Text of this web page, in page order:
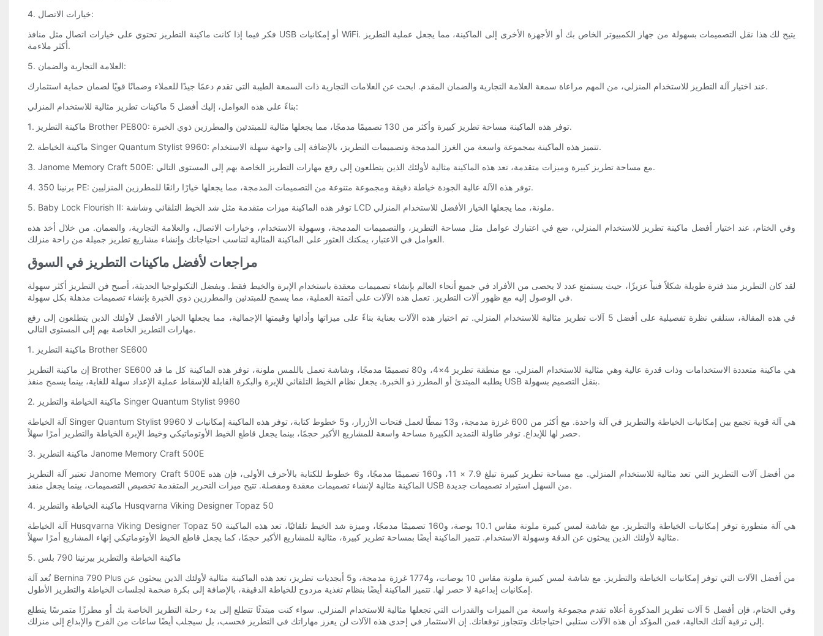
4. خيارات الاتصال:
فكر فيما إذا كانت ماكينة التطريز تحتوي على خيارات اتصال مثل منافذ USB أو إمكانيات WiFi. يتيح لك هذا نقل التصميمات بسهولة من جهاز الكمبيوتر الخاص بك أو الأجهزة الأخرى إلى الماكينة، مما يجعل عملية التطريز
أكثر ملاءمة.
5. العلامة التجارية والضمان:
عند اختيار آلة التطريز للاستخدام المنزلي، من المهم مراعاة سمعة العلامة التجارية والضمان المقدم. ابحث عن العلامات التجارية ذات السمعة الطيبة التي تقدم دعمًا جيدًا للعملاء وضمانًا قويًا لضمان حماية استثمارك.
بناءً على هذه العوامل، إليك أفضل 5 ماكينات تطريز مثالية للاستخدام المنزلي:
1. ماكينة التطريز Brother PE800: توفر هذه الماكينة مساحة تطريز كبيرة وأكثر من 130 تصميمًا مدمجًا، مما يجعلها مثالية للمبتدئين والمطرزين ذوي الخبرة.
2. ماكينة الخياطة Singer Quantum Stylist 9960: تتميز هذه الماكينة بمجموعة واسعة من الغرز المدمجة وتصميمات التطريز، بالإضافة إلى واجهة سهلة الاستخدام.
3. Janome Memory Craft 500E: مع مساحة تطريز كبيرة وميزات متقدمة، تعد هذه الماكينة مثالية لأولئك الذين يتطلعون إلى رفع مهارات التطريز الخاصة بهم إلى المستوى التالي.
4. برنينا 350 PE: توفر هذه الآلة عالية الجودة خياطة دقيقة ومجموعة متنوعة من التصميمات المدمجة، مما يجعلها خيارًا رائعًا للمطرزين المنزليين.
5. Baby Lock Flourish II: توفر هذه الماكينة ميزات متقدمة مثل شد الخيط التلقائي وشاشة LCD ملونة، مما يجعلها الخيار الأفضل للاستخدام المنزلي.
وفي الختام، عند اختيار أفضل ماكينة تطريز للاستخدام المنزلي، ضع في اعتبارك عوامل مثل مساحة التطريز، والتصميمات المدمجة، وسهولة الاستخدام، وخيارات الاتصال، والعلامة التجارية، والضمان. من خلال أخذ هذه
العوامل في الاعتبار، يمكنك العثور على الماكينة المثالية لتناسب احتياجاتك وإنشاء مشاريع تطريز جميلة من راحة منزلك.
مراجعات لأفضل ماكينات التطريز في السوق
لقد كان التطريز منذ فترة طويلة شكلاً فنياً عزيزًا، حيث يستمتع عدد لا يحصى من الأفراد في جميع أنحاء العالم بإنشاء تصميمات معقدة باستخدام الإبرة والخيط فقط. وبفضل التكنولوجيا الحديثة، أصبح فن التطريز أكثر سهولة
في الوصول إليه مع ظهور آلات التطريز. تعمل هذه الآلات على أتمتة العملية، مما يسمح للمبتدئين والمطرزين ذوي الخبرة بإنشاء تصميمات مذهلة بكل سهولة.
في هذه المقالة، سنلقي نظرة تفصيلية على أفضل 5 آلات تطريز مثالية للاستخدام المنزلي. تم اختيار هذه الآلات بعناية بناءً على ميزاتها وأدائها وقيمتها الإجمالية، مما يجعلها الخيار الأفضل لأولئك الذين يتطلعون إلى رفع
مهارات التطريز الخاصة بهم إلى المستوى التالي.
1. ماكينة التطريز Brother SE600
إن ماكينة التطريز Brother SE600 هي ماكينة متعددة الاستخدامات وذات قدرة عالية وهي مثالية للاستخدام المنزلي. مع منطقة تطريز 4×4، و80 تصميمًا مدمجًا، وشاشة تعمل باللمس ملونة، توفر هذه الماكينة كل ما قد
يطلبه المبتدئ أو المطرز ذو الخبرة. يجعل نظام الخيط التلقائي للإبرة والبكرة القابلة للإسقاط عملية الإعداد سهلة للغاية، بينما يسمح منفذ USB بنقل التصميم بسهولة.
2. ماكينة الخياطة والتطريز Singer Quantum Stylist 9960
آلة الخياطة Singer Quantum Stylist 9960 هي آلة قوية تجمع بين إمكانيات الخياطة والتطريز في آلة واحدة. مع أكثر من 600 غرزة مدمجة، و13 نمطًا لعمل فتحات الأزرار، و5 خطوط كتابة، توفر هذه الماكينة إمكانيات لا
حصر لها للإبداع. توفر طاولة التمديد الكبيرة مساحة واسعة للمشاريع الأكبر حجمًا، بينما يجعل قاطع الخيط الأوتوماتيكي وخيط الإبرة الخياطة والتطريز أمرًا سهلاً.
3. ماكينة التطريز Janome Memory Craft 500E
تعتبر آلة التطريز Janome Memory Craft 500E من أفضل آلات التطريز التي تعد مثالية للاستخدام المنزلي. مع مساحة تطريز كبيرة تبلغ 7.9 × 11، و160 تصميمًا مدمجًا، و6 خطوط للكتابة بالأحرف الأولى، فإن هذه
الماكينة مثالية لإنشاء تصميمات معقدة ومفصلة. تتيح ميزات التحرير المتقدمة تخصيص التصميمات، بينما يجعل منفذ USB من السهل استيراد تصميمات جديدة.
4. ماكينة الخياطة والتطريز Husqvarna Viking Designer Topaz 50
آلة الخياطة Husqvarna Viking Designer Topaz 50 هي آلة متطورة توفر إمكانيات الخياطة والتطريز. مع شاشة لمس كبيرة ملونة مقاس 10.1 بوصة، و160 تصميمًا مدمجًا، وميزة شد الخيط تلقائيًا، تعد هذه الماكينة
مثالية لأولئك الذين يبحثون عن الدقة وسهولة الاستخدام. تتميز الماكينة أيضًا بمساحة تطريز كبيرة، مثالية للمشاريع الأكبر حجمًا، كما يجعل قاطع الخيط الأوتوماتيكي إنهاء المشاريع أمرًا سهلاً.
5. ماكينة الخياطة والتطريز بيرنينا 790 بلس
تُعد آلة Bernina 790 Plus من أفضل الآلات التي توفر إمكانيات الخياطة والتطريز. مع شاشة لمس كبيرة ملونة مقاس 10 بوصات، و1774 غرزة مدمجة، و5 أبجديات تطريز، تعد هذه الماكينة مثالية لأولئك الذين يبحثون عن
إمكانيات إبداعية لا حصر لها. تتميز الماكينة أيضًا بنظام تغذية مزدوج للخياطة الدقيقة، بالإضافة إلى بكرة ضخمة لجلسات الخياطة والتطريز الأطول.
وفي الختام، فإن أفضل 5 آلات تطريز المذكورة أعلاه تقدم مجموعة واسعة من الميزات والقدرات التي تجعلها مثالية للاستخدام المنزلي. سواء كنت مبتدئًا تتطلع إلى بدء رحلة التطريز الخاصة بك أو مطرزًا متمرسًا يتطلع
إلى ترقية آلتك الحالية، فمن المؤكد أن هذه الآلات ستلبي احتياجاتك وتتجاوز توقعاتك. إن الاستثمار في إحدى هذه الآلات لن يعزز مهاراتك في التطريز فحسب، بل سيجلب أيضًا ساعات من الفرح والإبداع إلى منزلك.